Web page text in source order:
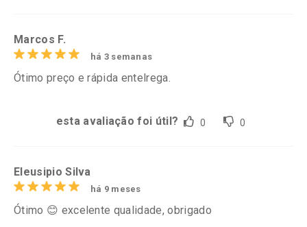
Marcos F.
há 3 semanas
Ótimo preço e rápida entelrega.
esta avaliação foi útil? 0 0
Eleusipio Silva
há 9 meses
Ótimo 😊 excelente qualidade, obrigado